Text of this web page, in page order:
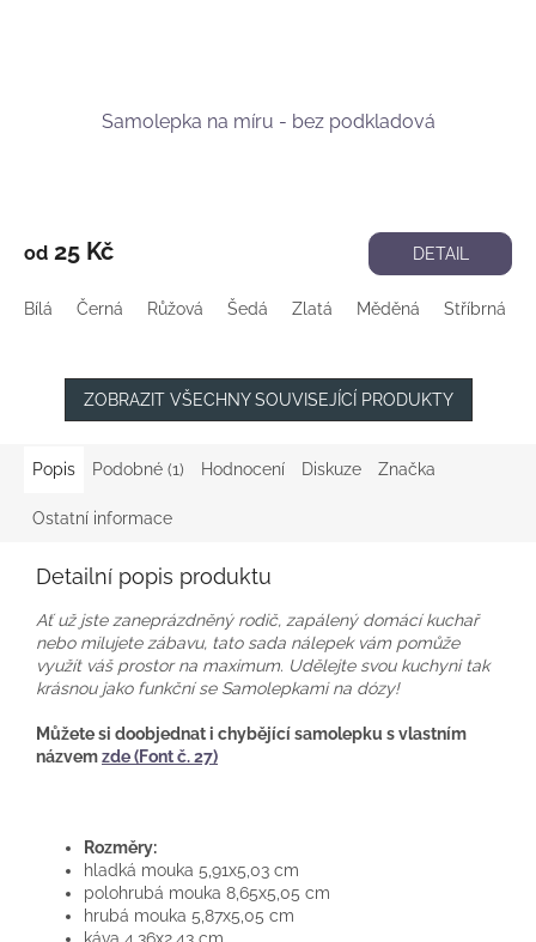
Samolepka na míru - bez podkladová
od 25 Kč DETAIL
Bílá Černá Růžová Šedá Zlatá Měděná Stříbrná
ZOBRAZIT VŠECHNY SOUVISEJÍCÍ PRODUKTY
Popis Podobné (1) Hodnocení Diskuze Značka
Ostatní informace
Detailní popis produktu
Ať už jste zaneprázdněný rodič, zapálený domácí kuchař
nebo milujete zábavu, tato sada nálepek vám pomůže
využít váš prostor na maximum. Udělejte svou kuchyni tak
krásnou jako funkční se Samolepkami na dózy!
Můžete si doobjednat i chybějící samolepku s vlastním
názvemzde (Font č. 27)
Rozměry:
hladká mouka 5,91x5,03 cm
polohrubá mouka 8,65x5,05 cm
hrubá mouka 5,87x5,05 cm
káva 4,36x2,43 cm